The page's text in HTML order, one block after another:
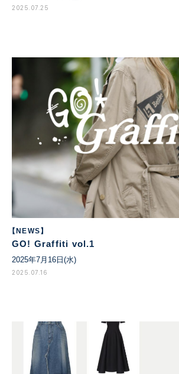
2025.07.25
【NEWS】
GO! Graffiti vol.1
2025年7月16日(水)
2025.07.16